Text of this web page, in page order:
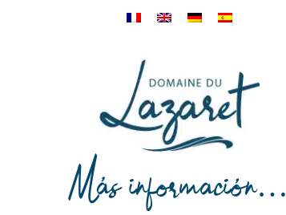
Más información…